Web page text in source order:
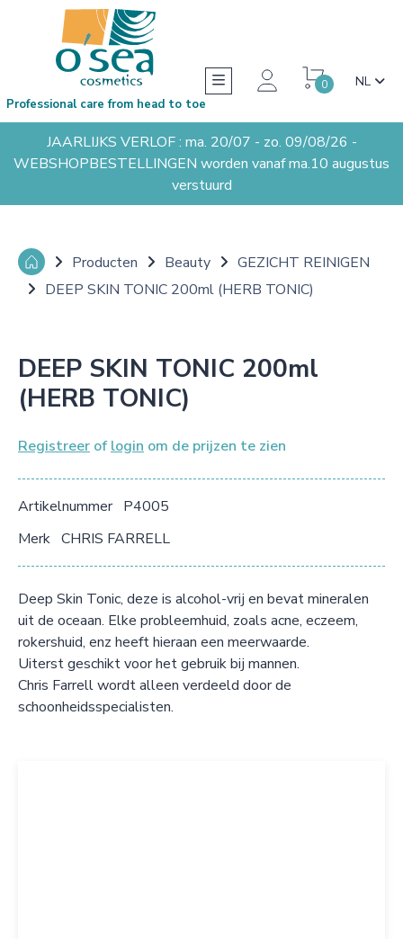
0 NL
Professional care from head to toe
JAARLIJKS VERLOF : ma. 20/07 - zo. 09/08/26 -
WEBSHOPBESTELLINGEN worden vanaf ma.10 augustus
verstuurd
Producten Beauty
GEZICHT REINIGEN
DEEP SKIN TONIC 200ml (HERB TONIC)
DEEP SKIN TONIC 200ml
(HERB TONIC)
Registreer of login om de prijzen te zien
Artikelnummer P4005
Merk CHRIS FARRELL
Deep Skin Tonic, deze is alcohol-vrij en bevat mineralen
uit de oceaan. Elke probleemhuid, zoals acne, eczeem,
rokershuid, enz heeft hieraan een meerwaarde.
Uiterst geschikt voor het gebruik bij mannen.
Chris Farrell wordt alleen verdeeld door de
schoonheidsspecialisten.